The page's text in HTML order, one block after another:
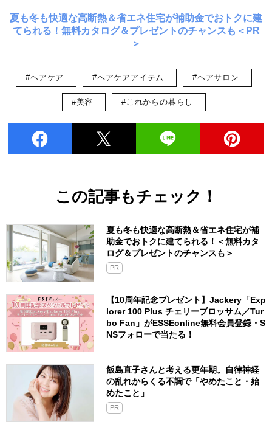
夏も冬も快適な高断熱＆省エネ住宅が補助金でおトクに建
てられる！無料カタログ＆プレゼントのチャンスも＜PR
＞
#ヘアケア #ヘアケアアイテム #ヘアサロン
#美容 #これからの暮らし
この記事もチェック！
夏も冬も快適な高断熱＆省エネ住宅が補
助金でおトクに建てられる！＜無料カタ
ログ＆プレゼントのチャンスも＞
PR
【10周年記念プレゼント】Jackery「Exp
lorer 100 Plus チェリーブロッサム／Tur
bo Fan」がESSEonline無料会員登録・S
NSフォローで当たる！
飯島直子さんと考える更年期。自律神経
の乱れからくる不調で「やめたこと・始
めたこと」
PR